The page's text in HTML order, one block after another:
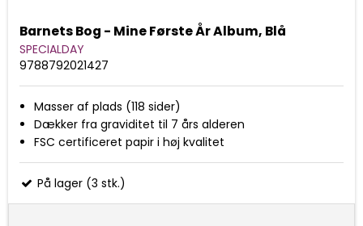
Barnets Bog - Mine Første År Album, Blå
SPECIALDAY
9788792021427
Masser af plads (118 sider)
Dækker fra graviditet til 7 års alderen
FSC certificeret papir i høj kvalitet
På lager (3 stk.)